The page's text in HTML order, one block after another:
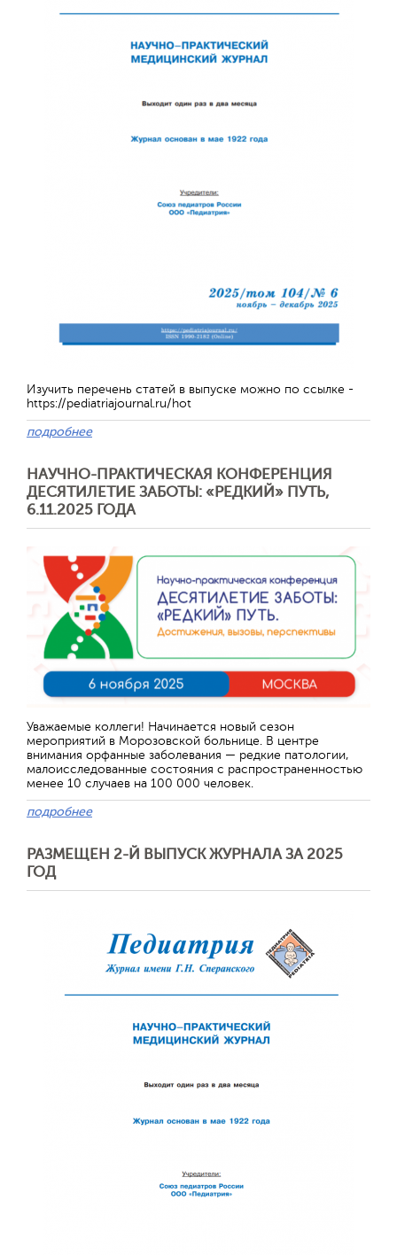
Изучить перечень статей в выпуске можно по ссылке -
https://pediatriajournal.ru/hot
подробнее
НАУЧНО-ПРАКТИЧЕСКАЯ КОНФЕРЕНЦИЯ
ДЕСЯТИЛЕТИЕ ЗАБОТЫ: «РЕДКИЙ» ПУТЬ,
6.11.2025 ГОДА
Уважаемые коллеги! Начинается новый сезон
мероприятий в Морозовской больнице. В центре
внимания орфанные заболевания — редкие патологии,
малоисследованные состояния с распространенностью
менее 10 случаев на 100 000 человек.
подробнее
РАЗМЕЩЕН 2-Й ВЫПУСК ЖУРНАЛА ЗА 2025
ГОД